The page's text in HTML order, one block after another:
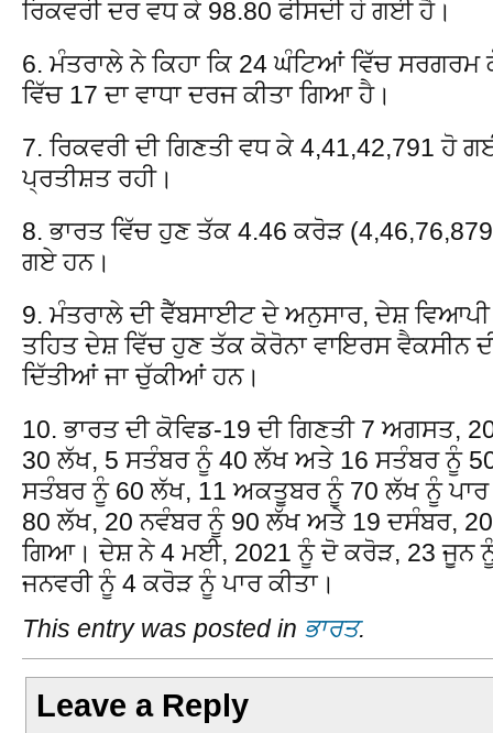
ਰਿਕਵਰੀ ਦਰ ਵਧ ਕੇ 98.80 ਫੀਸਦੀ ਹੋ ਗਈ ਹੈ।
6. ਮੰਤਰਾਲੇ ਨੇ ਕਿਹਾ ਕਿ 24 ਘੰਟਿਆਂ ਵਿੱਚ ਸਰਗਰਮ
ਵਿੱਚ 17 ਦਾ ਵਾਧਾ ਦਰਜ ਕੀਤਾ ਗਿਆ ਹੈ।
7. ਰਿਕਵਰੀ ਦੀ ਗਿਣਤੀ ਵਧ ਕੇ 4,41,42,791 ਹੋ
ਪ੍ਰਤੀਸ਼ਤ ਰਹੀ।
8. ਭਾਰਤ ਵਿੱਚ ਹੁਣ ਤੱਕ 4.46 ਕਰੋੜ
ਗਏ ਹਨ।
9. ਮੰਤਰਾਲੇ ਦੀ ਵੈੱਬਸਾਈਟ ਦੇ ਅਨੁਸਾਰ, ਦੇਸ਼ ਵਿਆਪੀ
ਤਹਿਤ ਦੇਸ਼ ਵਿੱਚ ਹੁਣ ਤੱਕ ਕੋਰੋਨਾ ਵਾਇਰਸ ਵੈਕਸੀਨ
ਦਿੱਤੀਆਂ ਜਾ ਚੁੱਕੀਆਂ ਹਨ।
10. ਭਾਰਤ ਦੀ ਕੋਵਿਡ-19 ਦੀ ਗਿਣਤੀ 7 ਅਗਸਤ,
30 ਲੱਖ, 5 ਸਤੰਬਰ ਨੂੰ 40 ਲੱਖ ਅਤੇ 16 ਸਤੰਬਰ ਨੂੰ
ਸਤੰਬਰ ਨੂੰ 60 ਲੱਖ, 11 ਅਕਤੂਬਰ ਨੂੰ 70 ਲੱਖ ਨੂੰ
80 ਲੱਖ, 20 ਨਵੰਬਰ ਨੂੰ 90 ਲੱਖ ਅਤੇ 19 ਦਸੰਬਰ,
ਗਿਆ। ਦੇਸ਼ ਨੇ 4 ਮਈ, 2021 ਨੂੰ ਦੋ ਕਰੋੜ, 23 ਜੂਨ
ਜਨਵਰੀ ਨੂੰ 4 ਕਰੋੜ ਨੂੰ ਪਾਰ ਕੀਤਾ।
This entry was posted in ਭਾਰਤ.
Leave a Reply